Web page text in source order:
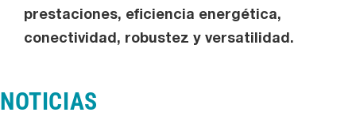
prestaciones, eficiencia energética,
conectividad, robustez y versatilidad.
NOTICIAS